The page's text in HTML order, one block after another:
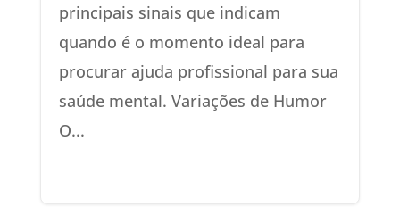
principais sinais que indicam
quando é o momento ideal para
procurar ajuda profissional para sua
saúde mental. Variações de Humor
O...